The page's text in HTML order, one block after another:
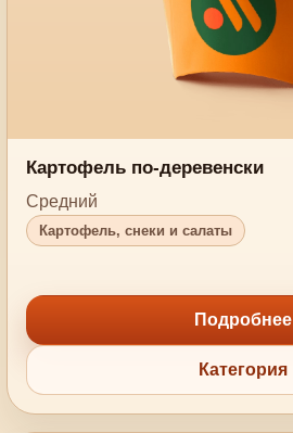
Картофель по-деревенски
Средний
Картофель, снеки и салаты
Подробнее
Категория